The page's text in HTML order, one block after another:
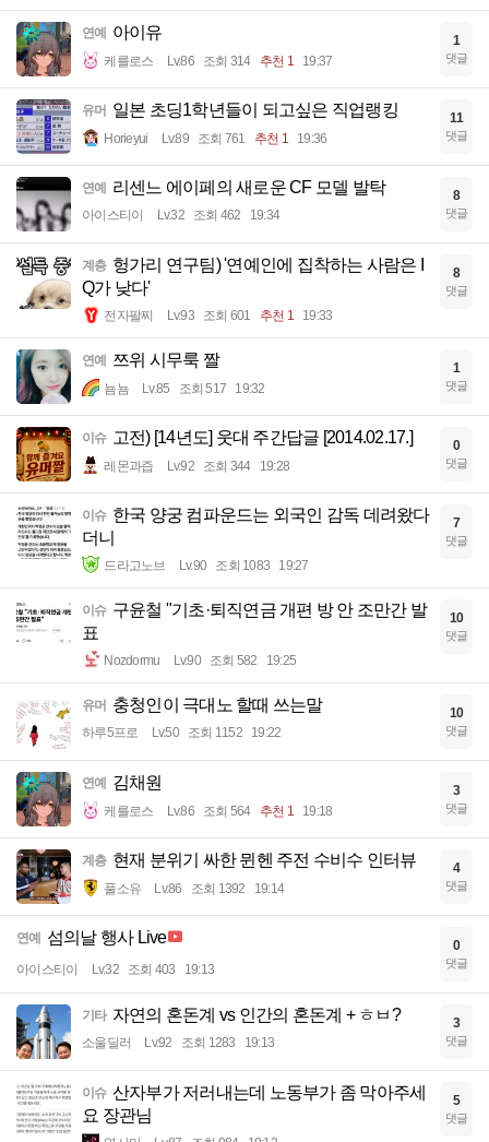
연예 아이유
케를로스 Lv.86 조회 314 추천 1 19:37
1
댓글
유머 일본 초딩1학년들이 되고싶은 직업랭킹
Horieyui Lv.89 조회 761 추천 1 19:36
11
댓글
연예 리센느 에이페의 새로운 CF 모델 발탁
아이스티이 Lv.32 조회 462 19:34
8
댓글
계층 헝가리 연구팀) '연예인에 집착하는 사람은 I
Q가 낮다'
전자팔찌 Lv.93 조회 601 추천 1 19:33
8
댓글
연예 쯔위 시무룩 짤
뇸뇸 Lv.85 조회 517 19:32
1
댓글
이슈 고전) [14년도] 웃대 주간답글 [2014.02.17.]
레몬과즙 Lv.92 조회 344 19:28
0
댓글
이슈 한국 양궁 컴파운드는 외국인 감독 데려왔다
더니
드라고노브 Lv.90 조회 1083 19:27
7
댓글
이슈 구윤철 "기초·퇴직연금 개편 방 안 조만간 발
표
Nozdormu Lv.90 조회 582 19:25
10
댓글
유머 충청인이 극대노 할때 쓰는말
하루5프로 Lv.50 조회 1152 19:22
10
댓글
연예 김채원
케를로스 Lv.86 조회 564 추천 1 19:18
3
댓글
계층 현재 분위기 싸한 뮌헨 주전 수비수 인터뷰
풀소유 Lv.86 조회 1392 19:14
4
댓글
연예 섬의날 행사 Live
아이스티이 Lv.32 조회 403 19:13
0
댓글
기타 자연의 혼돈계 vs 인간의 혼돈계 + ㅎㅂ?
소울딜러 Lv.92 조회 1283 19:13
3
댓글
이슈 산자부가 저러내는데 노동부가 좀 막아주세
요 장관님
5
댓글